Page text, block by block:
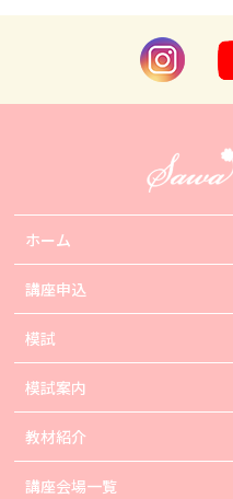
ホーム
講座申込
模試
模試案内
教材紹介
講座会場一覧